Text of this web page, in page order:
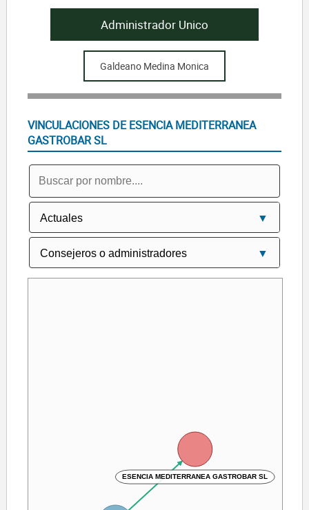
Administrador Unico
Galdeano Medina Monica
VINCULACIONES DE ESENCIA MEDITERRANEA
GASTROBAR SL
ESENCIA MEDITERRANEA GASTROBAR SL